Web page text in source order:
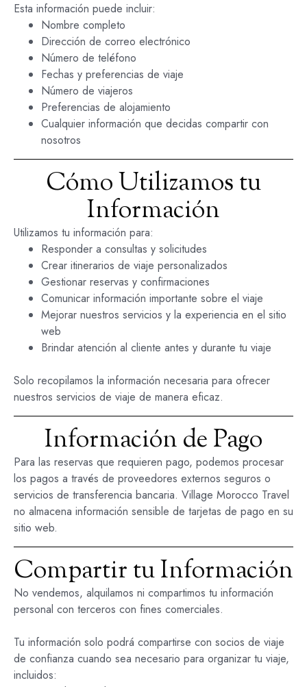
Esta información puede incluir:
Nombre completo
Dirección de correo electrónico
Número de teléfono
Fechas y preferencias de viaje
Número de viajeros
Preferencias de alojamiento
Cualquier información que decidas compartir con
nosotros
Cómo Utilizamos tu
Información
Utilizamos tu información para:
Responder a consultas y solicitudes
Crear itinerarios de viaje personalizados
Gestionar reservas y confirmaciones
Comunicar información importante sobre el viaje
Mejorar nuestros servicios y la experiencia en el sitio
web
Brindar atención al cliente antes y durante tu viaje
Solo recopilamos la información necesaria para ofrecer
nuestros servicios de viaje de manera eficaz.
Información de Pago
Para las reservas que requieren pago, podemos procesar
los pagos a través de proveedores externos seguros o
servicios de transferencia bancaria. Village Morocco Travel
no almacena información sensible de tarjetas de pago en su
sitio web.
Compartir tu Información
No vendemos, alquilamos ni compartimos tu información
personal con terceros con fines comerciales.
Tu información solo podrá compartirse con socios de viaje
de confianza cuando sea necesario para organizar tu viaje,
incluidos: